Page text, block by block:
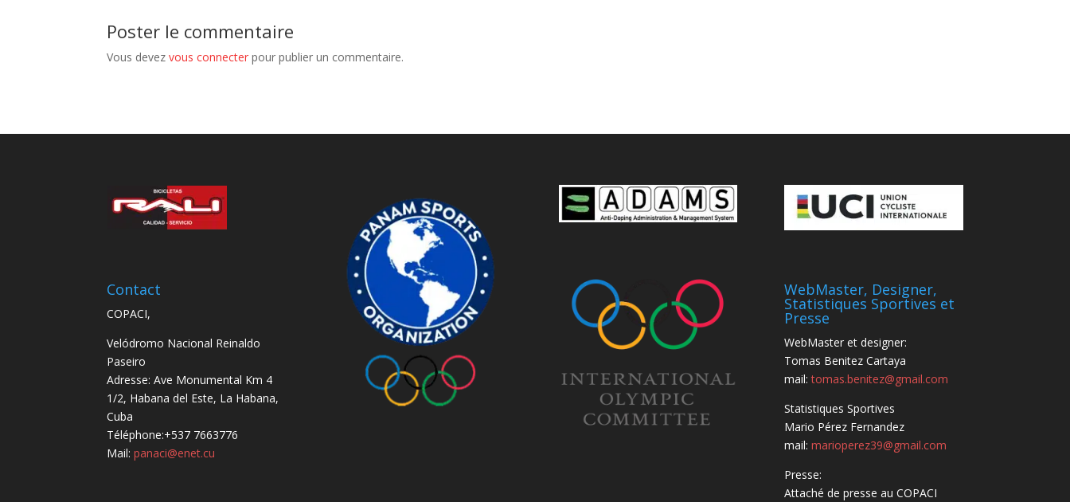
Poster le commentaire
Vous devezvous connecter pour publier un commentaire.
Contact
COPACI,
Velódromo Nacional Reinaldo
Paseiro
Adresse: Ave Monumental Km 4
1/2, Habana del Este, La Habana,
Cuba
Téléphone:+537 7663776
Mail:panaci@enet.cu
WebMaster, Designer,
Statistiques Sportives et
Presse
WebMaster et designer:
Tomas Benitez Cartaya
mail:tomas.benitez@gmail.com
Statistiques Sportives
Mario Pérez Fernandez
mail:marioperez39@gmail.com
Presse:
Attaché de presse au COPACI